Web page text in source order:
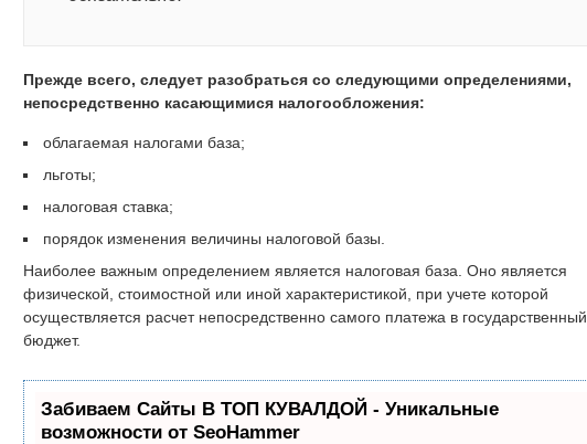
Прежде всего, следует разобраться со следующими определениями,
непосредственно касающимися налогообложения:
облагаемая налогами база;
льготы;
налоговая ставка;
порядок изменения величины налоговой базы.
Наиболее важным определением является налоговая база. Оно является
физической, стоимостной или иной характеристикой, при учете которой
осуществляется расчет непосредственно самого платежа в государственный
бюджет.
Забиваем Сайты В ТОП КУВАЛДОЙ - Уникальные
возможности от SeoHammer